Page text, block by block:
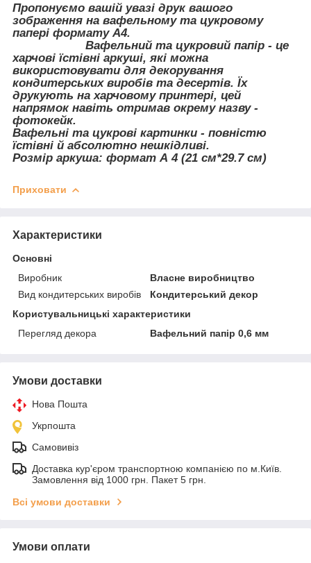
Пропонуємо вашій увазі друк вашого
зображення на вафельному та цукровому
папері формату А4.
Вафельний та цукровий папір - це
харчові їстівні аркуші, які можна
використовувати для декорування
кондитерських виробів та десертів. Їх
друкують на харчовому принтері, цей
напрямок навіть отримав окрему назву -
фотокейк.
Вафельні та цукрові картинки - повністю
їстівні й абсолютно нешкідливі.
Розмір аркуша: формат А 4 (21 см*29.7 см)
Приховати
Характеристики
Основні
Виробник
Власне виробництво
Вид кондитерських виробів
Кондитерський декор
Користувальницькі характеристики
Перегляд декора
Вафельний папір 0,6 мм
Умови доставки
Нова Пошта
Укрпошта
Самовивіз
Доставка кур'єром транспортною компанією по м.Київ.
Замовлення від 1000 грн. Пакет 5 грн.
Всі умови доставки
Умови оплати